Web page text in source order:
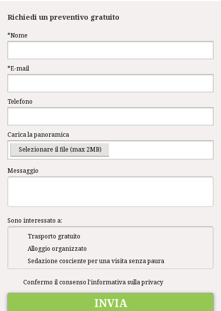
Richiedi un preventivo gratuito
*Nome
*E-mail
Telefono
Carica la panoramica
Selezionare il file (max 2MB)
Messaggio
Sono interessato a:
Trasporto gratuito
Alloggio organizzato
Sedazione cosciente per una visita senza paura
Confermo il consensol'informativa sulla privacy
INVIA